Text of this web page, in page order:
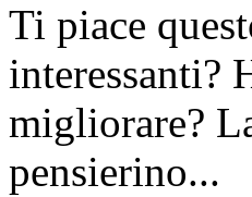
Ti piace
interessanti?
migliorare?
pensierino...